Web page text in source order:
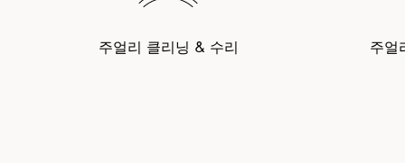
주얼리 클리닝 & 수리 주얼